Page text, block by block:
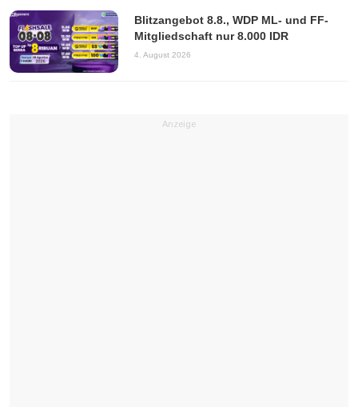
Blitzangebot 8.8., WDP ML- und FF-
Mitgliedschaft nur 8.000 IDR
4. August 2026
Anzeige